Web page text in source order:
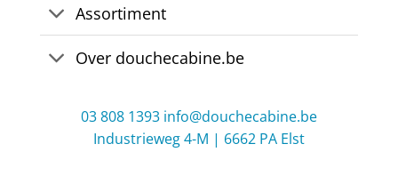
Assortiment
Over douchecabine.be
03 808 1393 info@douchecabine.be
Industrieweg 4-M | 6662 PA Elst